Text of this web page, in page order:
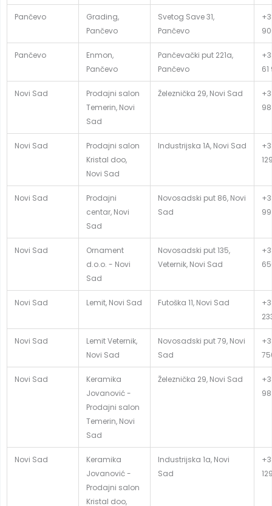
Pančevo
Grading,
Pančevo
Svetog Save 31,
Pančevo
Pančevo
Enmon,
Pančevo
Pančevački put 221a,
Pančevo
Novi Sad
Prodajni salon
Temerin, Novi
Sad
Železnička 29, Novi Sad
Novi Sad
Prodajni salon
Kristal doo,
Novi Sad
Industrijska 1A, Novi Sad
Novi Sad
Prodajni
centar, Novi
Sad
Novosadski put 86, Novi
Sad
Novi Sad
Ornament
d.o.o. - Novi
Sad
Novosadski put 135,
Veternik, Novi Sad
Novi Sad Lemit, Novi Sad Futoška 11, Novi Sad
Novi Sad
Lemit Veternik,
Novi Sad
Novosadski put 79, Novi
Sad
Novi Sad
Keramika
Jovanović -
Prodajni salon
Temerin, Novi
Sad
Železnička 29, Novi Sad
Novi Sad
Keramika
Jovanović -
Prodajni salon
Kristal doo,
Industrijska 1a, Novi
Sad